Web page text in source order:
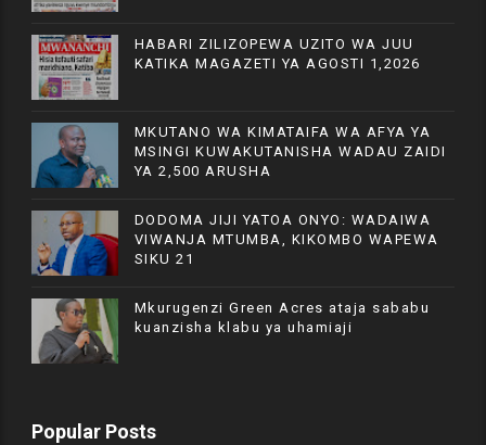
HABARI ZILIZOPEWA UZITO WA JUU
KATIKA MAGAZETI YA AGOSTI 1,2026
MKUTANO WA KIMATAIFA WA AFYA YA
MSINGI KUWAKUTANISHA WADAU ZAIDI
YA 2,500 ARUSHA
DODOMA JIJI YATOA ONYO: WADAIWA
VIWANJA MTUMBA, KIKOMBO WAPEWA
SIKU 21
Mkurugenzi Green Acres ataja sababu
kuanzisha klabu ya uhamiaji
Popular Posts